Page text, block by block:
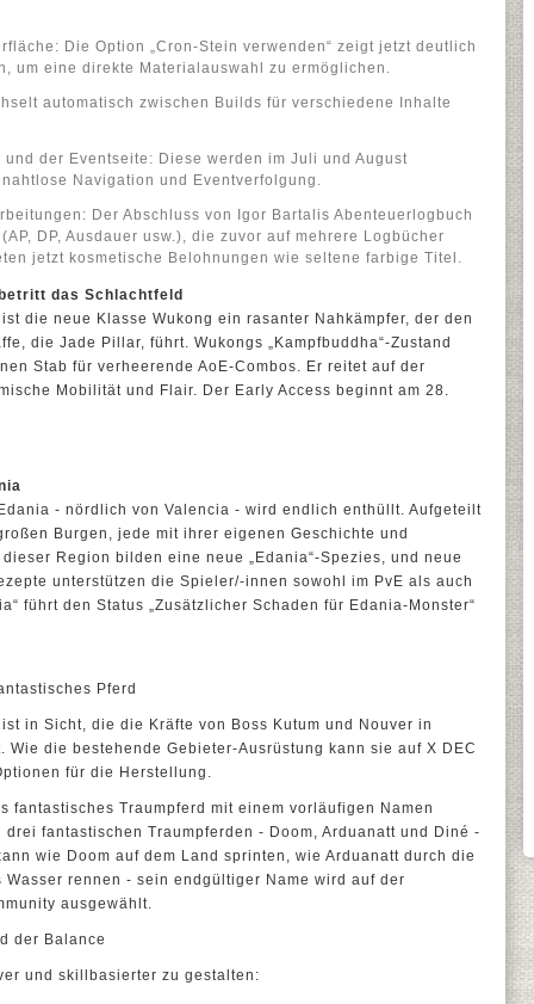
Die Option „Cron-Stein verwenden“ zeigt jetzt deutlich
um eine direkte Materialauswahl zu ermöglichen.
automatisch zwischen Builds für verschiedene Inhalte
der Eventseite: Diese werden im Juli und August
Navigation und Eventverfolgung.
Der Abschluss von Igor Bartalis Abenteuerlogbuch
DP, Ausdauer usw.), die zuvor auf mehrere Logbücher
jetzt kosmetische Belohnungen wie seltene farbige Titel.
das Schlachtfeld
die neue Klasse Wukong ein rasanter Nahkämpfer, der den
die Jade Pillar, führt. Wukongs „Kampfbuddha“-Zustand
Stab für verheerende AoE-Combos. Er reitet auf der
Mobilität und Flair. Der Early Access beginnt am 28.
- nördlich von Valencia - wird endlich enthüllt. Aufgeteilt
Burgen, jede mit ihrer eigenen Geschichte und
Region bilden eine neue „Edania“-Spezies, und neue
unterstützen die Spieler/-innen sowohl im PvE als auch
führt den Status „Zusätzlicher Schaden für Edania-Monster“
Pferd
in Sicht, die die Kräfte von Boss Kutum und Nouver in
die bestehende Gebieter-Ausrüstung kann sie auf X DEC
für die Herstellung.
fantastisches Traumpferd mit einem vorläufigen Namen
fantastischen Traumpferden - Doom, Arduanatt und Diné -
wie Doom auf dem Land sprinten, wie Arduanatt durch die
rennen - sein endgültiger Name wird auf der
ausgewählt.
der Balance
und skillbasierter zu gestalten: